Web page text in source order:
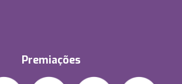
Premiações